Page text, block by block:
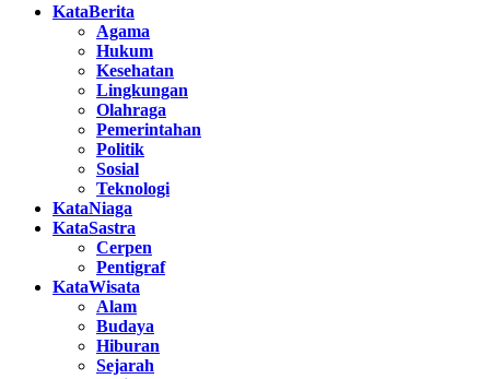
KataBerita
Agama
Hukum
Kesehatan
Lingkungan
Olahraga
Pemerintahan
Politik
Sosial
Teknologi
KataNiaga
KataSastra
Cerpen
Pentigraf
KataWisata
Alam
Budaya
Hiburan
Sejarah